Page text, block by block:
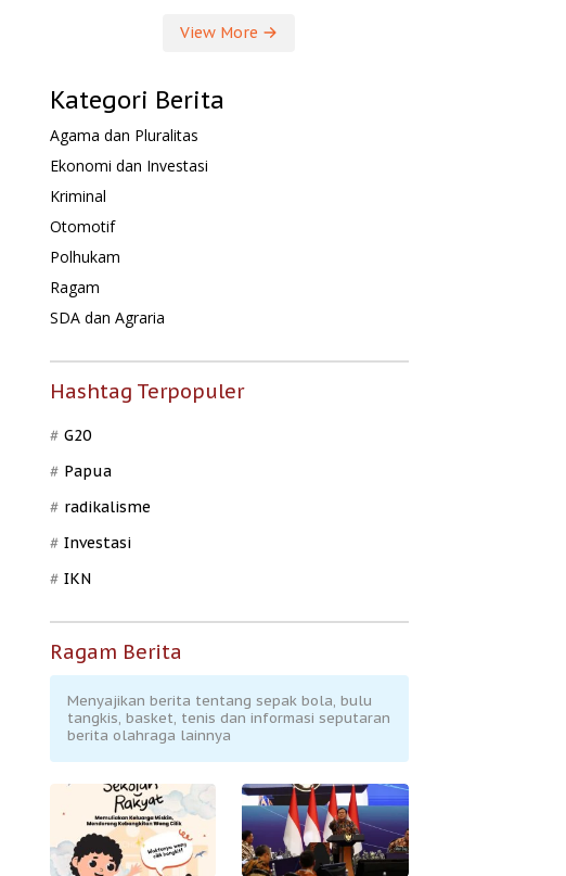
View More
Kategori Berita
Agama dan Pluralitas
Ekonomi dan Investasi
Kriminal
Otomotif
Polhukam
Ragam
SDA dan Agraria
Hashtag Terpopuler
G20
Papua
radikalisme
Investasi
IKN
Ragam Berita
Menyajikan berita tentang sepak bola, bulu
tangkis, basket, tenis dan informasi seputaran
berita olahraga lainnya